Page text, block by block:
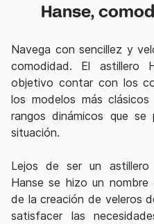
Hanse,
Navega con sencillez y
comodidad. El astillero
objetivo contar con los
los modelos más
rangos dinámicos que se
situación.
Lejos de ser un
Hanse se hizo un
de la creación de veleros
satisfacer las